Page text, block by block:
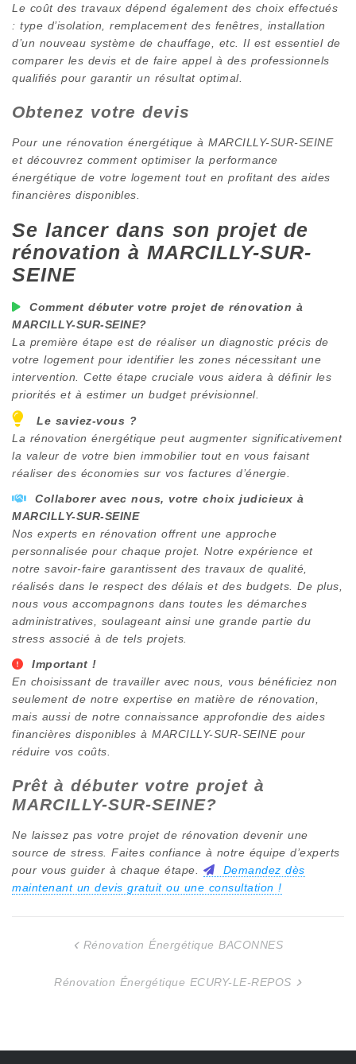
Le coût des travaux dépend également des choix effectués
: type d’isolation, remplacement des fenêtres, installation
d’un nouveau système de chauffage, etc. Il est essentiel de
comparer les devis et de faire appel à des professionnels
qualifiés pour garantir un résultat optimal.
Obtenez votre devis
Pour une rénovation énergétique à MARCILLY-SUR-SEINE
et découvrez comment optimiser la performance
énergétique de votre logement tout en profitant des aides
financières disponibles.
Se lancer dans son projet de
rénovation à MARCILLY-SUR-
SEINE
Comment débuter votre projet de rénovation à
MARCILLY-SUR-SEINE?
La première étape est de réaliser un diagnostic précis de
votre logement pour identifier les zones nécessitant une
intervention. Cette étape cruciale vous aidera à définir les
priorités et à estimer un budget prévisionnel.
Le saviez-vous ?
La rénovation énergétique peut augmenter significativement
la valeur de votre bien immobilier tout en vous faisant
réaliser des économies sur vos factures d’énergie.
Collaborer avec nous, votre choix judicieux à
MARCILLY-SUR-SEINE
Nos experts en rénovation offrent une approche
personnalisée pour chaque projet. Notre expérience et
notre savoir-faire garantissent des travaux de qualité,
réalisés dans le respect des délais et des budgets. De plus,
nous vous accompagnons dans toutes les démarches
administratives, soulageant ainsi une grande partie du
stress associé à de tels projets.
Important !
En choisissant de travailler avec nous, vous bénéficiez non
seulement de notre expertise en matière de rénovation,
mais aussi de notre connaissance approfondie des aides
financières disponibles à MARCILLY-SUR-SEINEpour
réduire vos coûts.
Prêt à débuter votre projet à
MARCILLY-SUR-SEINE?
Ne laissez pas votre projet de rénovation devenir une
source de stress. Faites confiance à notre équipe d’experts
pour vous guider à chaque étape.
Demandez dès
maintenant un devis gratuit ou une consultation !
Rénovation Énergétique BACONNES
Rénovation Énergétique ECURY-LE-REPOS